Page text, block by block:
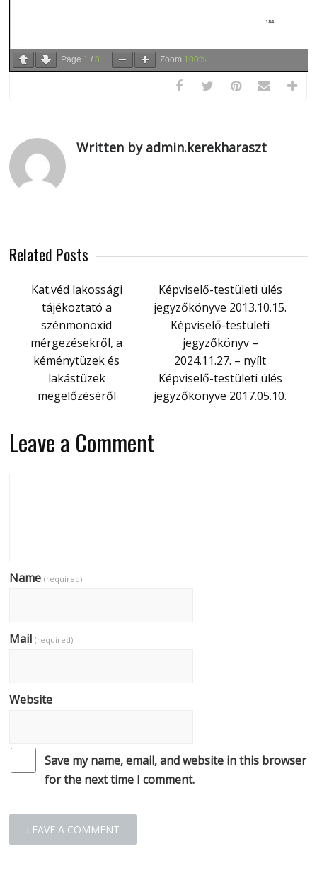
Page 1 /8 Zoom 100%
Written by admin.kerekharaszt
Related Posts
Kat.véd lakossági
tájékoztató a
szénmonoxid
mérgezésekről, a
kéménytüzek és
lakástüzek
megelőzéséről
Képviselő-testületi ülés
jegyzőkönyve 2013.10.15.
Képviselő-testületi
jegyzőkönyv –
2024.11.27. – nyílt
Képviselő-testületi ülés
jegyzőkönyve 2017.05.10.
Leave a Comment
Name(required)
Mail(required)
Website
Save my name, email, and website in this browser
for the next time I comment.